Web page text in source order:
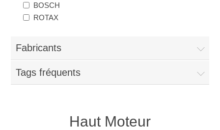
BOSCH
ROTAX
Fabricants
Tags fréquents
Haut Moteur